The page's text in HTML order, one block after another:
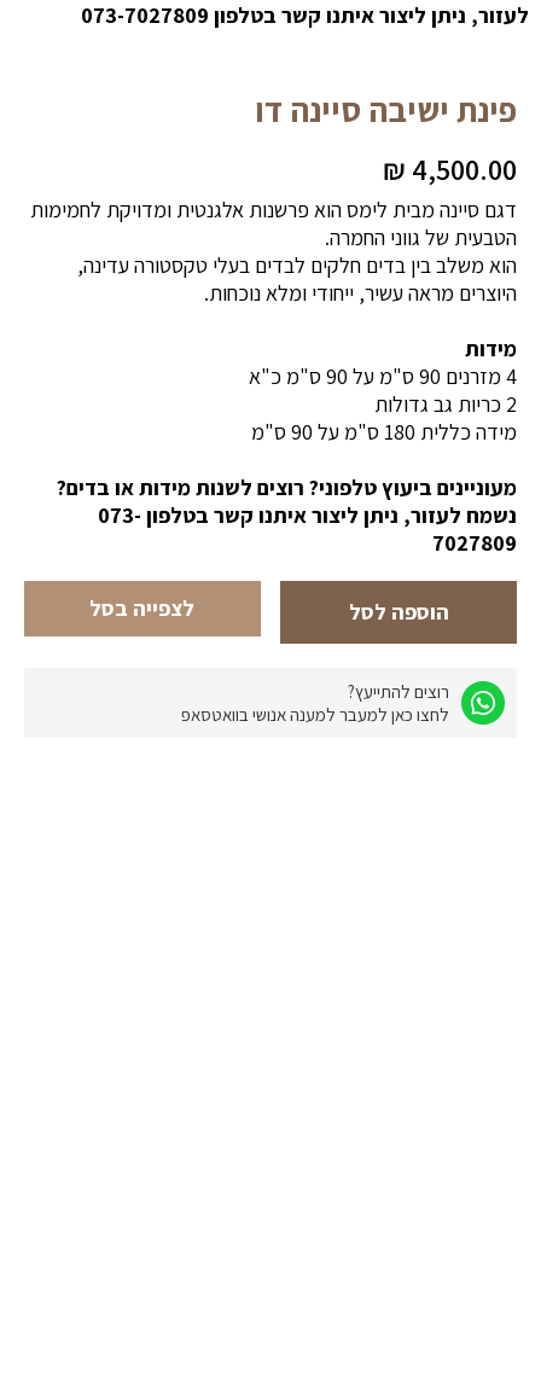
פינת ישיבה סיינה דו
4,500.00
₪
דגם סיינה מבית לימס הוא פרשנות אלגנטית ומדויקת לחמימות
הטבעית של גווני החמרה.
הוא משלב בין בדים חלקים לבדים בעלי טקסטורה עדינה,
היוצרים מראה עשיר, ייחודי ומלא נוכחות.
מידות
4 מזרנים 90 ס"מ על 90 ס"מ כ"א
2 כריות גב גדולות
מידה כללית 180 ס"מ על 90 ס"מ
מעוניינים ביעוץ טלפוני? רוצים לשנות מידות או בדים?
נשמח לעזור, ניתן ליצור איתנו קשר בטלפון 073-
7027809
הוספה לסל לצפייה בסל
רוצים להתייעץ?
לחצו כאן למעבר למענה אנושי בוואטסאפ
לעזור, ניתן ליצור איתנו קשר בטלפון 073-7027809